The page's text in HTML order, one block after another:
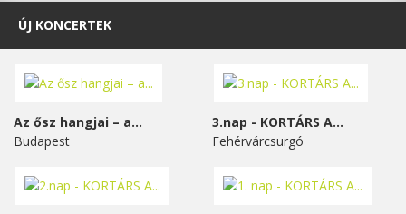
ÚJ KONCERTEK
Az ősz hangjai – a...
Budapest
3.nap - KORTÁRS A...
Fehérvárcsurgó